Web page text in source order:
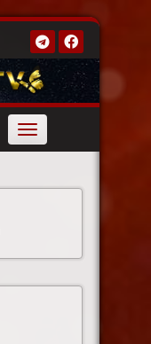
Toggle
navigation